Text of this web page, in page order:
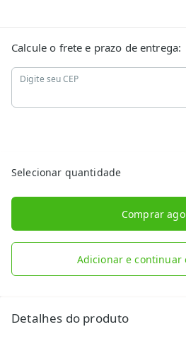
Calcule o frete e prazo de entrega:
Digite seu CEP
Selecionar quantidade
Comprar
Adicionar e continuar
Detalhes do produto